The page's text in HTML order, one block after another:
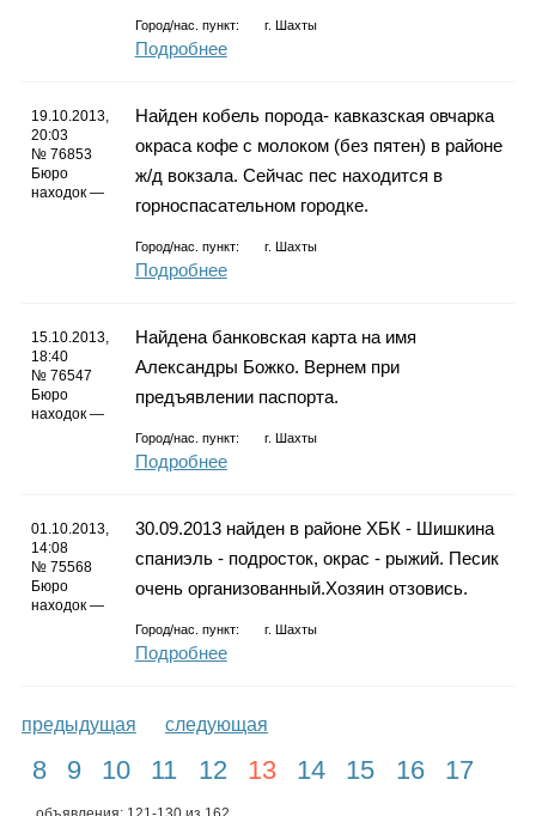
Город/нас. пункт: г. Шахты
Подробнее
19.10.2013,
20:03
№ 76853
Бюро
находок —
Найден кобель порода- кавказская овчарка
окраса кофе с молоком (без пятен) в районе
ж/д вокзала. Сейчас пес находится в
горноспасательном городке.
Город/нас. пункт: г. Шахты
Подробнее
15.10.2013,
18:40
№ 76547
Бюро
находок —
Найдена банковская карта на имя
Александры Божко. Вернем при
предъявлении паспорта.
Город/нас. пункт: г. Шахты
Подробнее
01.10.2013,
14:08
№ 75568
Бюро
находок —
30.09.2013 найден в районе ХБК - Шишкина
спаниэль - подросток, окрас - рыжий. Песик
очень организованный.Хозяин отзовись.
Город/нас. пункт: г. Шахты
Подробнее
предыдущая следующая
8 9 10 11 12 13 14 15 16 17